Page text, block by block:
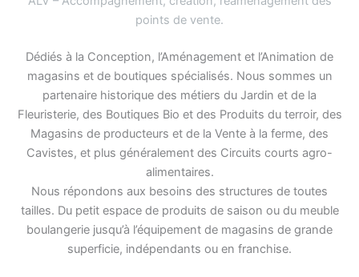
points de vente.
Dédiés à la Conception, l’Aménagement et l’Animation de
magasins et de boutiques spécialisés. Nous sommes un
partenaire historique des métiers du Jardin et de la
Fleuristerie, des Boutiques Bio et des Produits du terroir, des
Magasins de producteurs et de la Vente à la ferme, des
Cavistes, et plus généralement des Circuits courts agro-
alimentaires.
Nous répondons aux besoins des structures de toutes
tailles. Du petit espace de produits de saison ou du meuble
boulangerie jusqu’à l’équipement de magasins de grande
superficie, indépendants ou en franchise.